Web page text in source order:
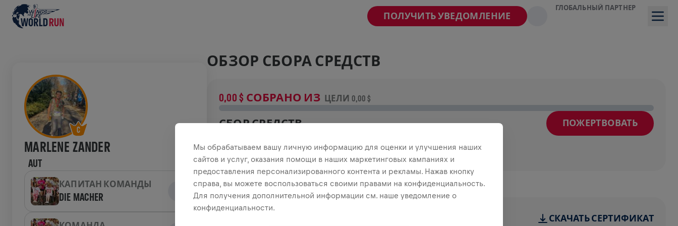
ПОЛУЧИТЬ УВЕДОМЛЕНИЕ
ГЛОБАЛЬНЫЙ ПАРТНЕР
MARLENE ZANDER
AUT
КАПИТАН КОМАНДЫ
DIE MACHER
ОБЗОР СБОРА СРЕДСТВ
0,00 $ СОБРАНО ИЗ ЦЕЛИ 0,00 $
СБОР СРЕДСТВ ПОЖЕРТВОВАТЬ
отправятся на исследования травм спинного мозга.
ИСТОРИЯ
СКАЧАТЬ СЕРТИФИКАТ
Мы обрабатываем вашу личную информацию для оценки и улучшения наших
сайтов и услуг, оказания помощи в наших маркетинговых кампаниях и
предоставления персонализированного контента и рекламы. Нажав кнопку
справа, вы можете воспользоваться своими правами на конфиденциальность.
Для получения дополнительной информации см. наше уведомление о
конфиденциальности.